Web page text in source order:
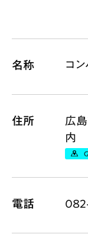
スポット
名称 コ
住所
広
内
電話